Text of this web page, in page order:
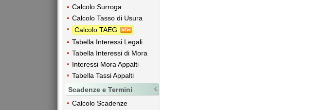
Calcolo Surroga
Calcolo Tasso di Usura
Calcolo TAEG
Tabella Interessi Legali
Tabella Interessi di Mora
Interessi Mora Appalti
Tabella Tassi Appalti
Scadenze e Termini
Calcolo Scadenze